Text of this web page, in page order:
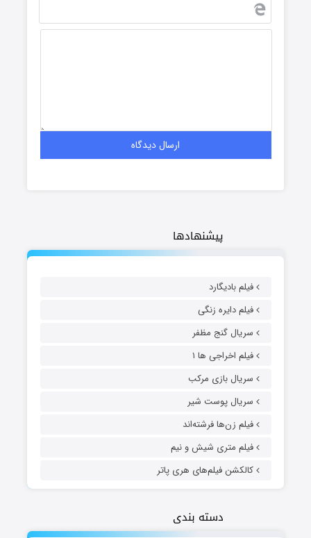
پیشنهادها
فیلم بادیگارد
فیلم دایره زنگی
سریال گنج مظفر
فیلم اخراجی ها ۱
سریال بازی مرکب
سریال پوست شیر
فیلم زن‌ها فرشته‌اند
فیلم متری شیش و نیم
کالکشن فیلم‌های هری پاتر
دسته بندی